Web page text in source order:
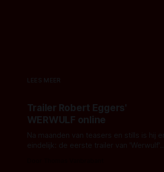
LEES MEER
Trailer Robert Eggers'
WERWULF online
Na maanden van teasers en stills is hij er
eindelijk: de eerste trailer van 'Werwulf'.